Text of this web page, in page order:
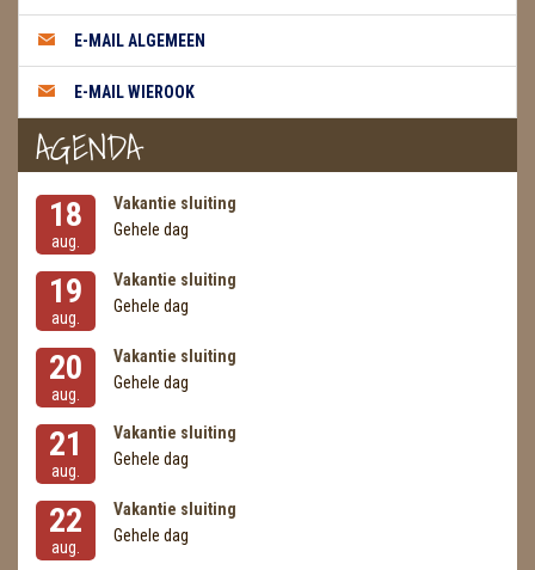
E-MAIL ALGEMEEN
E-MAIL WIEROOK
AGENDA
18
aug.
Vakantie sluiting
Gehele dag
19
aug.
Vakantie sluiting
Gehele dag
20
aug.
Vakantie sluiting
Gehele dag
21
aug.
Vakantie sluiting
Gehele dag
22
aug.
Vakantie sluiting
Gehele dag